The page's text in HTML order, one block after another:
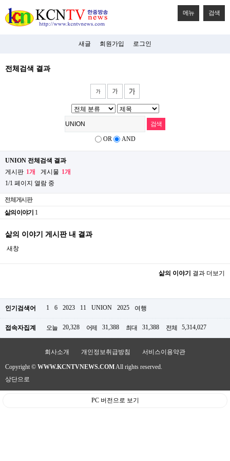
메뉴 검색
새글 회원가입 로그인
전체검색 결과
OR AND
UNION 전체검색 결과
게시판 1개 게시물 1개
1/1 페이지 열람 중
전체게시판
삶의 이야기 1
삶의 이야기 게시판 내 결과
새창
삶의 이야기 결과 더보기
인기검색어 1 6 2023 11 UNION 2025 여행
접속자집계 오늘 20,328 어제 31,388 최대 31,388 전체 5,314,027
회사소개 개인정보취급방침 서비스이용약관
Copyright © WWW.KCNTVNEWS.COM All rights reserved.
상단으로
PC 버전으로 보기